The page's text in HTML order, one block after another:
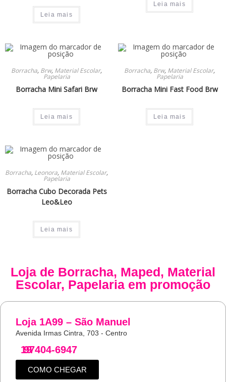
Leia mais
Leia mais
Borracha, Brw, Material Escolar,
Papelaria
Borracha Mini Safari Brw
Leia mais
Borracha, Brw, Material Escolar,
Papelaria
Borracha Mini Fast Food Brw
Leia mais
Borracha, Leonora, Material Escolar,
Papelaria
Borracha Cubo Decorada Pets
Leo&Leo
Leia mais
Loja de Borracha, Maped, Material
Escolar, Papelaria em promoção
Loja 1A99 – São Manuel
Avenida Irmas Cintra, 703 - Centro
19
97404-6947
COMO CHEGAR